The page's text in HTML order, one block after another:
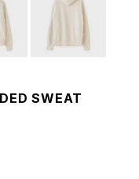
SWEAT